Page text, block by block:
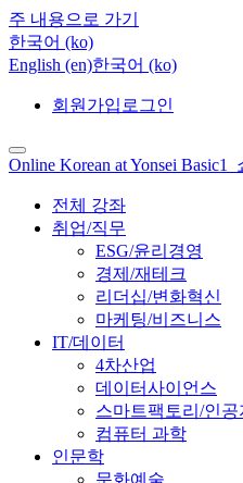
주 내용으로 가기
한국어 ‎(ko)‎
English ‎(en)‎한국어 ‎(ko)‎
회원가입 로그인
Online Korean at Yonsei Basic1_
전체 강좌
취업/직무
ESG/윤리경영
경제/재테크
리더십/변화혁신
마케팅/비즈니스
IT/데이터
4차산업
데이터사이언스
스마트팩토리/인공
컴퓨터 과학
인문학
문화예술